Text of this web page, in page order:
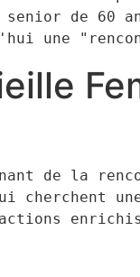
senior de 60
une
de la
cherchent